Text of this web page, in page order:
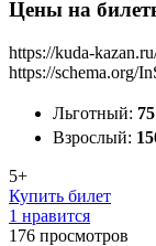
Цены на
https://kuda-
https://schema.org/
Льготный: 75
Взрослый:
5+
Купить билет
1 нравится
176 просмотров